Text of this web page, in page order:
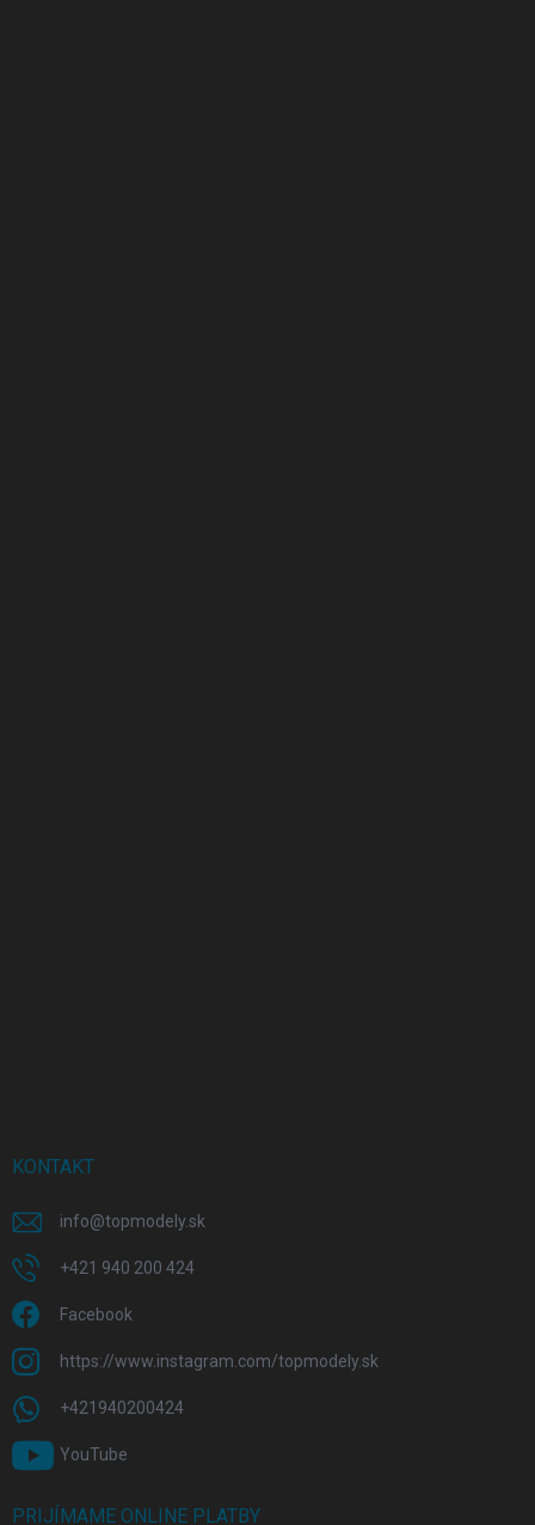
KONTAKT
info@topmodely.sk
+421 940 200 424
Facebook
https://www.instagram.com/topmodely.sk
+421940200424
YouTube
PRIJÍMAME ONLINE PLATBY